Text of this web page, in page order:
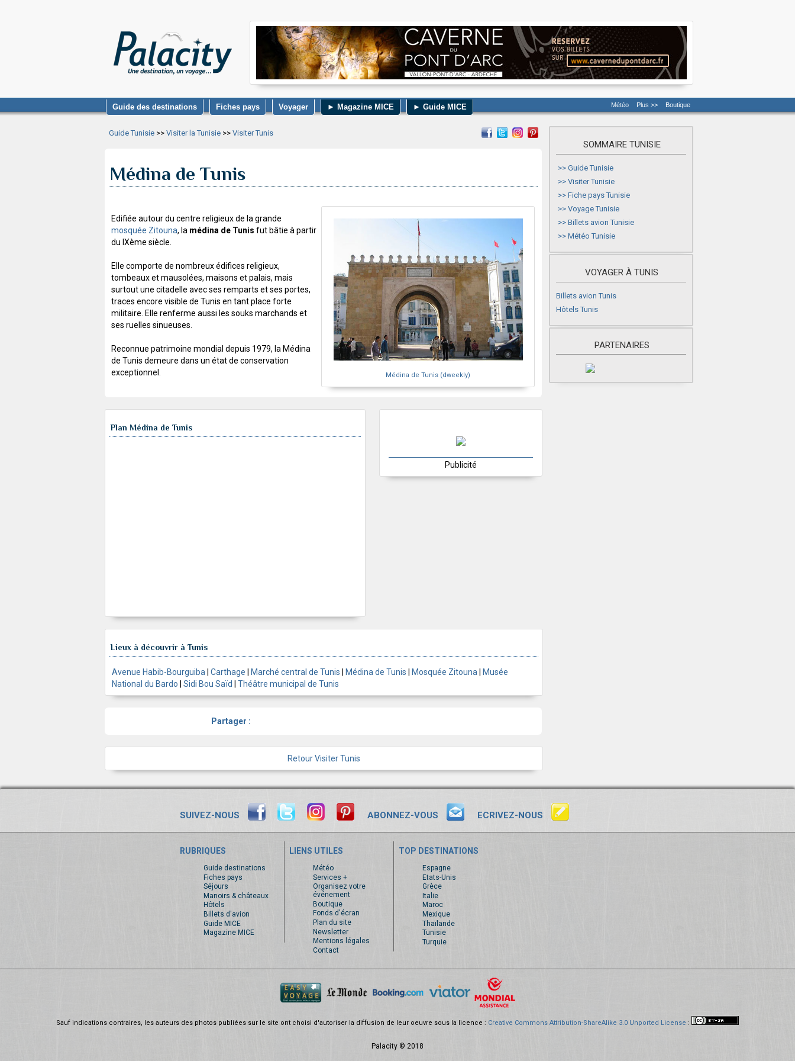
Guide des destinations Fiches pays Voyager ► Magazine MICE ► Guide MICE Météo Plus >> Boutique
Guide Tunisie >> Visiter la Tunisie >> Visiter Tunis
Médina de Tunis
Médina de Tunis (dweekly)
Edifiée autour du centre religieux de la grande
mosquée Zitouna, la médina de Tunis fut bâtie à partir
du IXème siècle.
Elle comporte de nombreux édifices religieux,
tombeaux et mausolées, maisons et palais, mais
surtout une citadelle avec ses remparts et ses portes,
traces encore visible de Tunis en tant place forte
militaire. Elle renferme aussi les souks marchands et
ses ruelles sinueuses.
Reconnue patrimoine mondial depuis 1979, la Médina
de Tunis demeure dans un état de conservation
exceptionnel.
Plan Médina de Tunis
Publicité
Lieux à découvrir à Tunis
Avenue Habib-Bourguiba Carthage Marché central de Tunis Médina de Tunis Mosquée Zitouna
Musée
National du Bardo
Sidi Bou Saïd Théâtre municipal de Tunis
Partager :
Retour Visiter Tunis
SOMMAIRE TUNISIE
>> Guide Tunisie
>> Visiter Tunisie
>> Fiche pays Tunisie
>> Voyage Tunisie
>> Billets avion Tunisie
>> Météo Tunisie
VOYAGER À TUNIS
Billets avion Tunis
Hôtels Tunis
PARTENAIRES
SUIVEZ-NOUS ABONNEZ-VOUS ECRIVEZ-NOUS
RUBRIQUES
Guide destinations
Fiches pays
Séjours
Manoirs & châteaux
Hôtels
Billets d'avion
Guide MICE
Magazine MICE
LIENS UTILES
Météo
Services +
Organisez votre
événement
Boutique
Fonds d'écran
Plan du site
Newsletter
Mentions légales
Contact
TOP DESTINATIONS
Espagne
Etats-Unis
Grèce
Italie
Maroc
Mexique
Thaïlande
Tunisie
Turquie
Sauf indications contraires, les auteurs des photos publiées sur le site ont choisi d'autoriser la diffusion de leur oeuvre sous la licence : Creative Commons Attribution-ShareAlike 3.0 Unported License :
Palacity © 2018